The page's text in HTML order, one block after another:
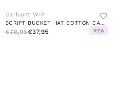
Carhartt WIP
SCRIPT BUCKET HAT COTTON CANVA BLACK / WHITE
€78,95€37,95 REA